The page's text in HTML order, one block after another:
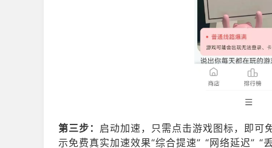
第三步： 启动加速，只需点击游戏图标，即可
示免费真实加速效果“综合提速” “网络延迟”